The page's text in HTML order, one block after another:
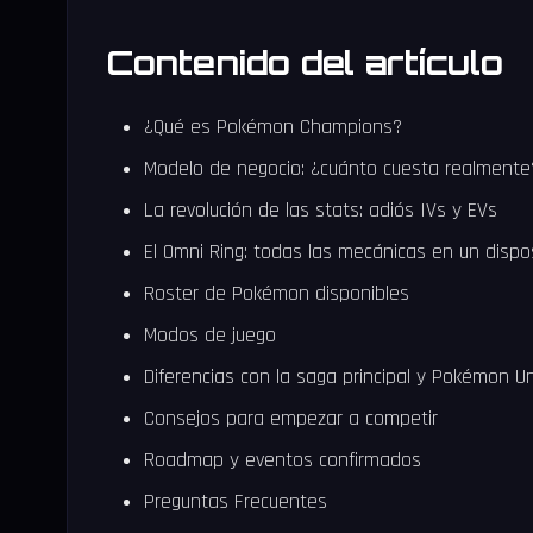
Contenido del artículo
¿Qué es Pokémon Champions?
Modelo de negocio: ¿cuánto cuesta
La revolución de las stats: adiós IVs y EVs
El Omni Ring: todas las mecánicas en un
Roster de Pokémon disponibles
Modos de juego
Diferencias con la saga principal y Pokémon
Consejos para empezar a competir
Roadmap y eventos confirmados
Preguntas Frecuentes